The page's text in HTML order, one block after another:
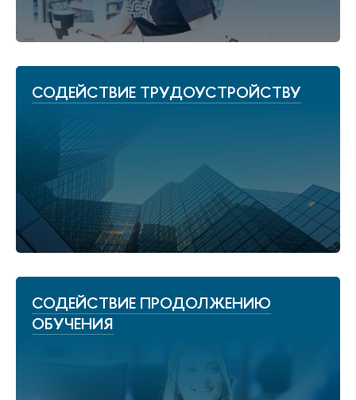
СОДЕЙСТВИЕ ТРУДОУСТРОЙСТВУ
СОДЕЙСТВИЕ ПРОДОЛЖЕНИЮ
ОБУЧЕНИЯ